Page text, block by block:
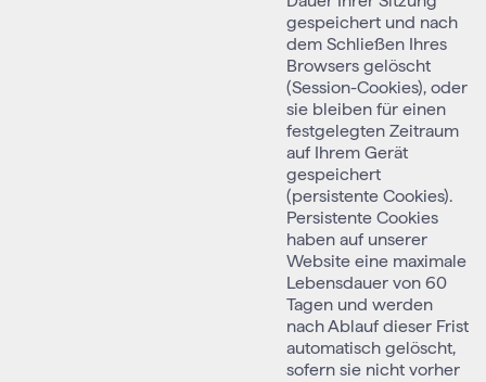
gespeichert und nach
dem Schließen Ihres
Browsers gelöscht
(Session-Cookies), oder
sie bleiben für einen
festgelegten Zeitraum
auf Ihrem Gerät
gespeichert
(persistente Cookies).
Persistente Cookies
haben auf unserer
Website eine maximale
Lebensdauer von 60
Tagen und werden
nach Ablauf dieser Frist
automatisch gelöscht,
sofern sie nicht vorher